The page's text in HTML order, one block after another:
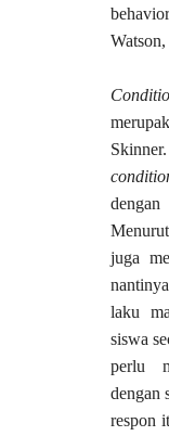
juga
laku
siswa
perlu
dengan
respon